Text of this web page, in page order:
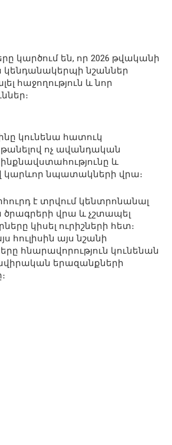
կարծում են, որ 2026 թվականի
կենդանակերպի նշաններ
հաջողություն և նոր
կունենա հատուկ
ոչ ավանդական
և
կարևոր նպատակների վրա։
է տրվում կենտրոնանալ
վրա և չշտապել
կիսել ուրիշների հետ։
հուլիսին այս նշանի
հնարավորություն կունենան
երազանքների